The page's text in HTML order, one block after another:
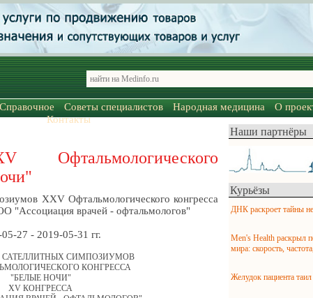
Справочное Советы специалистов Народная медицина О
Контакты
Офтальмологического
XXV Офтальмологического конгресса
"Ассоциация врачей - офтальмологов"
27 - 2019-05-31 гг.
СИМПОЗИУМОВ
КОНГРЕССА
"БЕЛЫЕ НОЧИ"
XV КОНГРЕССА
Наши партнёры
Курьёзы
ДНК раскроет тайны
Men's Health раскрыл
мира: скорость,
Желудок пациента